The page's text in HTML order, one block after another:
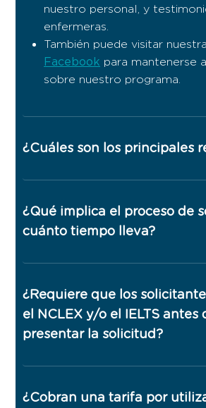
nuestro personal, y
enfermeras.
También puede visitar nuestra
Facebook para mantenerse
sobre nuestro programa.
¿Cuáles son los principales
¿Qué implica el proceso de
cuánto tiempo lleva?
¿Requiere que los
el NCLEX y/o el IELTS antes
presentar la solicitud?
¿Cobran una tarifa por